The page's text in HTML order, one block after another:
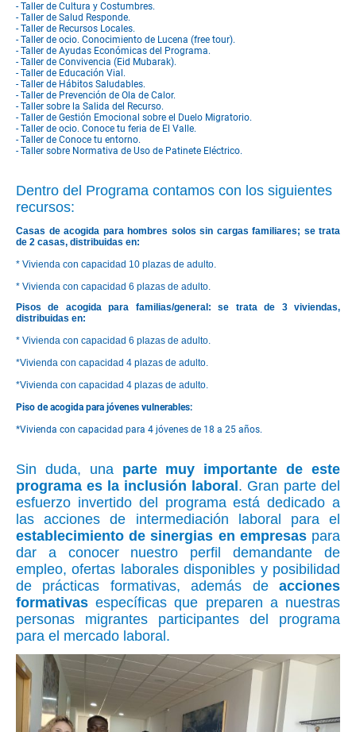
- Taller de Cultura y Costumbres.
- Taller de Salud Responde.
- Taller de Recursos Locales.
- Taller de ocio. Conocimiento de Lucena (free tour).
- Taller de Ayudas Económicas del Programa.
- Taller de Convivencia (Eid Mubarak).
- Taller de Educación Vial.
- Taller de Hábitos Saludables.
- Taller de Prevención de Ola de Calor.
- Taller sobre la Salida del Recurso.
- Taller de Gestión Emocional sobre el Duelo Migratorio.
- Taller de ocio. Conoce tu feria de El Valle.
- Taller de Conoce tu entorno.
- Taller sobre Normativa de Uso de Patinete Eléctrico.
Dentro del Programa contamos con los siguientes
recursos:
Casas de acogida para hombres solos sin cargas familiares; se trata
de 2 casas, distribuidas en:
* Vivienda con capacidad 10 plazas de adulto.
* Vivienda con capacidad 6 plazas de adulto.
Pisos de acogida para familias/general: se trata de 3 viviendas,
distribuidas en:
* Vivienda con capacidad 6 plazas de adulto.
*Vivienda con capacidad 4 plazas de adulto.
*Vivienda con capacidad 4 plazas de adulto.
Piso de acogida para jóvenes vulnerables:
*Vivienda con capacidad para 4 jóvenes de 18 a 25 años.
Sin duda, una parte muy importante de este
programa es la inclusión laboral . Gran parte del
esfuerzo invertido del programa está dedicado a
las acciones de intermediación laboral para el
establecimiento de sinergias en empresaspara
dar a conocer nuestro perfil demandante de
empleo, ofertas laborales disponibles y posibilidad
de prácticas formativas, además de acciones
formativas específicas que preparen a nuestras
personas migrantes participantes del programa
para el mercado laboral.